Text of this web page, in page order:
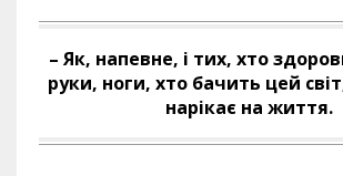
– Як, напевне, і тих, хто
руки, ноги, хто бачить цей
нарікає на життя.